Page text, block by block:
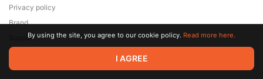
© 2026 Zaya Solutions Limited. All rights reserved. All trademarks
are the property of their respective owners.
Privacy policy
Brand
SupportBy using the site, you agree to our cookie policy. Read more here.
I AGREE